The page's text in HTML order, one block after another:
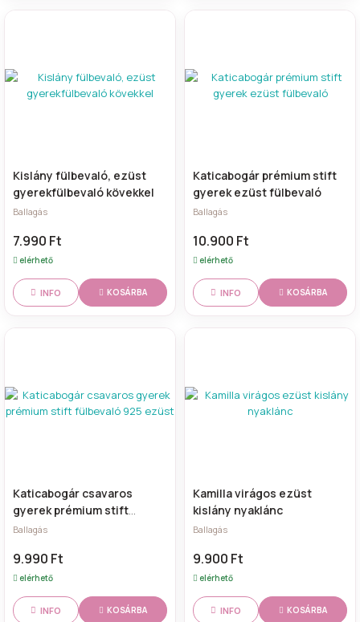
Kislány fülbevaló, ezüst
gyerekfülbevaló kövekkel
Ballagás
7.990 Ft
elérhető
INFO KOSÁRBA
Katicabogár prémium stift
gyerek ezüst fülbevaló
Ballagás
10.900 Ft
elérhető
INFO KOSÁRBA
Katicabogár csavaros
gyerek prémium stift
fülbevaló 925 ezüst
Ballagás
9.990 Ft
elérhető
INFO KOSÁRBA
Kamilla virágos ezüst
kislány nyaklánc
Ballagás
9.900 Ft
elérhető
INFO KOSÁRBA